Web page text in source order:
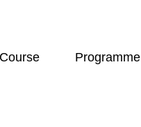
Course Programme